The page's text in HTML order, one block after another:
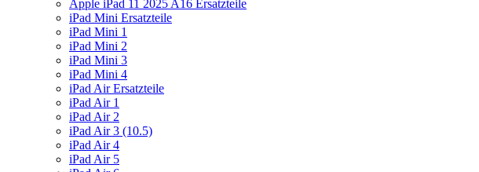
Apple iPad 11 2025 A16 Ersatzteile
iPad Mini Ersatzteile
iPad Mini 1
iPad Mini 2
iPad Mini 3
iPad Mini 4
iPad Air Ersatzteile
iPad Air 1
iPad Air 2
iPad Air 3 (10.5)
iPad Air 4
iPad Air 5